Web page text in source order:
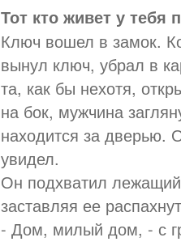
Тот кто живет у тебя
Ключ вошел в замок.
вынул ключ, убрал в
та, как бы нехотя,
на бок, мужчина
находится за дверью.
увидел.
Он подхватил
заставляя ее
- Дом, милый дом, - с